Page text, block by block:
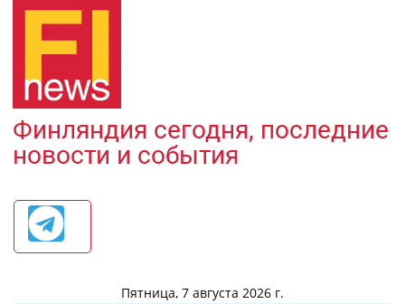
Финляндия сегодня, последние
новости и события
Пятница, 7 августа 2026 г.